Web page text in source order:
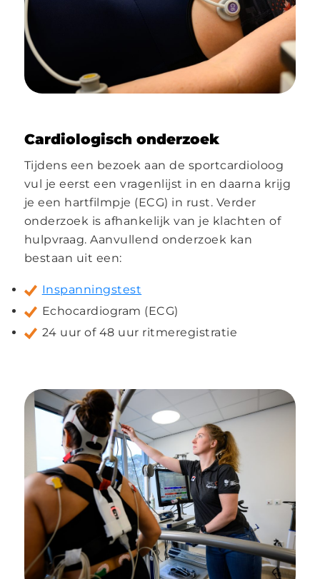
Cardiologisch onderzoek
Tijdens een bezoek aan de sportcardioloog
vul je eerst een vragenlijst in en daarna krijg
je een hartfilmpje (ECG) in rust. Verder
onderzoek is afhankelijk van je klachten of
hulpvraag. Aanvullend onderzoek kan
bestaan uit een:
Inspanningstest
Echocardiogram (ECG)
24 uur of 48 uur ritmeregistratie